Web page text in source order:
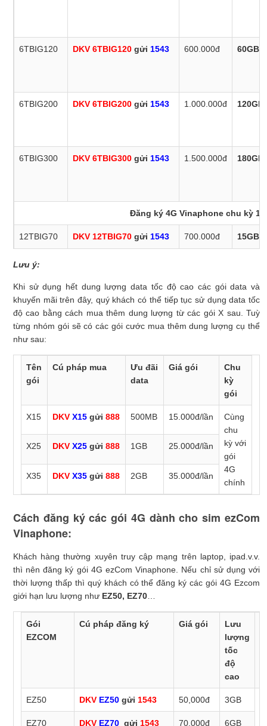
6TBIG120 DKV 6TBIG120 gửi 1543 600.000đ 60GB
6TBIG200 DKV 6TBIG200 gửi 1543 1.000.000đ 120GB
6TBIG300 DKV 6TBIG300 gửi 1543 1.500.000đ 180GB
Đăng ký 4G Vinaphone chu kỳ
12TBIG70 DKV 12TBIG70 gửi 1543 700.000đ 15GB
12TBIG90 DKV 12TBIG90gửi 1543 900.000đ 30GB
12TBIG120
2.000.000đ
3.000.000đ
Lưu ý:
Khi sử dụng hết dung lượng data tốc độ cao các gói data và
khuyến mãi trên đây, quý khách có thể tiếp tục sử dụng data tốc
độ cao bằng cách mua thêm dung lượng từ các gói X sau. Tuỳ
từng nhóm gói sẽ có các gói cước mua thêm dung lượng cụ thể
như sau:
Tên
gói
Cú pháp mua
Ưu đãi
data
Giá gói
Chu
kỳ
gói
X15 DKV X15 gửi 888 500MB 15.000đ/lần
Cùng
chu
kỳ với
gói
4G
chính
X25 DKV X25 gửi 888 1GB 25.000đ/lần
X35 DKV X35 gửi 888 2GB 35.000đ/lần
Cách đăng ký các gói 4G dành cho sim ezCom
Vinaphone:
Khách hàng thường xuyên truy cập mạng trên laptop, ipad.v.v.
thì nên đăng ký gói 4G ezCom Vinaphone. Nếu chỉ sử dụng với
thời lượng thấp thì quý khách có thể đăng ký các gói 4G Ezcom
giới hạn lưu lượng như EZ50, EZ70
Gói
EZCOM
Cú pháp đăng ký Giá gói
Lưu
lượng
tốc
độ
cao
EZ50 DKV EZ50 gửi 1543 50,000đ 3GB
EZ70
DKV EZ70 gửi 1543 70,000đ 6GB